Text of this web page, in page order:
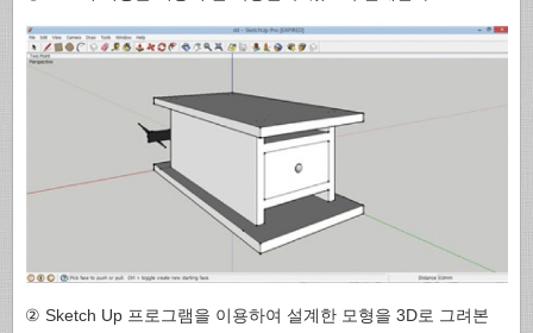
② Sketch Up 프로그램을 이용하여 설계한 모형을 3D로 그려본